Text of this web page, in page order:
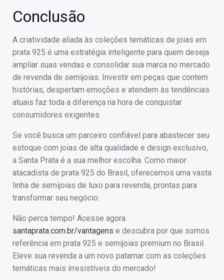
Conclusão
A criatividade aliada às coleções temáticas de joias em
prata 925 é uma estratégia inteligente para quem deseja
ampliar suas vendas e consolidar sua marca no mercado
de revenda de semijoias. Investir em peças que contem
histórias, despertam emoções e atendem às tendências
atuais faz toda a diferença na hora de conquistar
consumidores exigentes.
Se você busca um parceiro confiável para abastecer seu
estoque com joias de alta qualidade e design exclusivo,
a Santa Prata é a sua melhor escolha. Como maior
atacadista de prata 925 do Brasil, oferecemos uma vasta
linha de semijoias de luxo para revenda, prontas para
transformar seu negócio.
Não perca tempo! Acesse agora
santaprata.com.br/vantagens e descubra por que somos
referência em prata 925 e semijoias premium no Brasil.
Eleve sua revenda a um novo patamar com as coleções
temáticas mais irresistíveis do mercado!